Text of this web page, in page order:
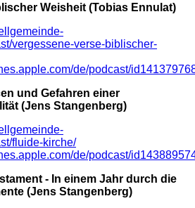
Weisheit (Tobias Ennulat)
vergessene-verse-biblischer-
de/podcast/
und Gefahren einer
(Jens Stangenberg)
fluide-kirche/
de/podcast/
- In einem Jahr durch die
(Jens Stangenberg)